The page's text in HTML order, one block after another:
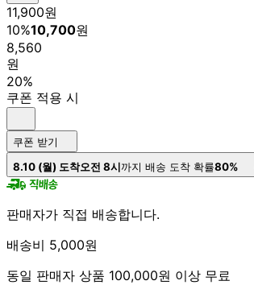
11,900원
10%10,700원
8,560
원
20%
쿠폰 적용 시
쿠폰 받기
8.10 (월) 도착오전 8시까지 배송 도착 확률80%
판매자가 직접 배송합니다.
배송비 5,000원
동일 판매자 상품 100,000원 이상 무료